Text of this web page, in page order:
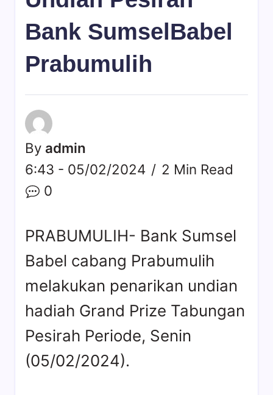
Bank SumselBabel
Prabumulih
By admin
6:43 - 05/02/2024
2 Min Read
0
PRABUMULIH- Bank Sumsel
Babel cabang Prabumulih
melakukan penarikan undian
hadiah Grand Prize Tabungan
Pesirah Periode, Senin
(05/02/2024).